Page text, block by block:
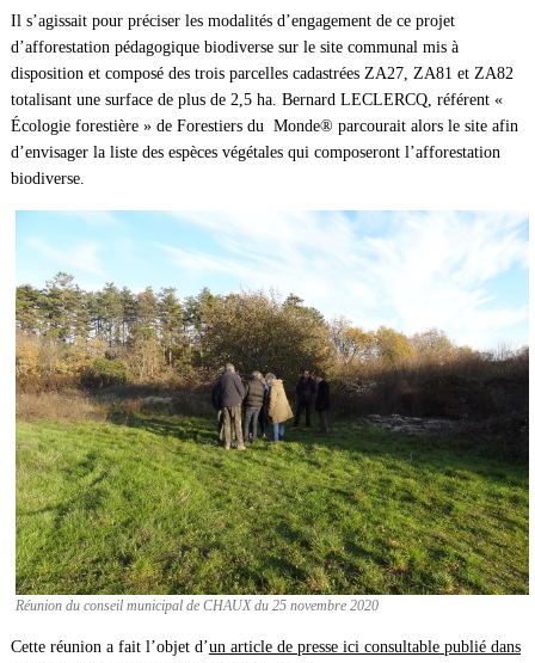
Il s’agissait pour préciser les modalités d’engagement de ce projet
d’afforestation pédagogique biodiverse sur le site communal mis à
disposition et composé des trois parcelles cadastrées ZA27, ZA81 et ZA82
totalisant une surface de plus de 2,5 ha. Bernard LECLERCQ, référent «
Écologie forestière » de Forestiers du Monde® parcourait alors le site afin
d’envisager la liste des espèces végétales qui composeront l’afforestation
biodiverse.
Réunion du conseil municipal de CHAUX du 25 novembre 2020
Cette réunion a fait l’objet d’un article de presse ici consultable publié dans